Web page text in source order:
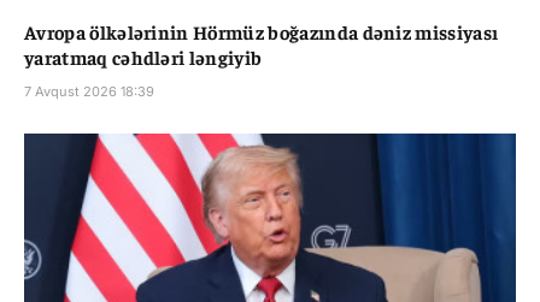
Avropa ölkələrinin Hörmüz boğazında dəniz missiyası
yaratmaq cəhdləri ləngiyib
7 Avqust 2026 18:39